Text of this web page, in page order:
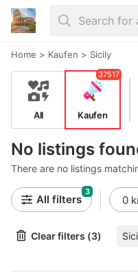
Home > Kaufen > Sicily
No listings
There are no listings
All Kaufen
37517
All filters
3
Clear filters (3)